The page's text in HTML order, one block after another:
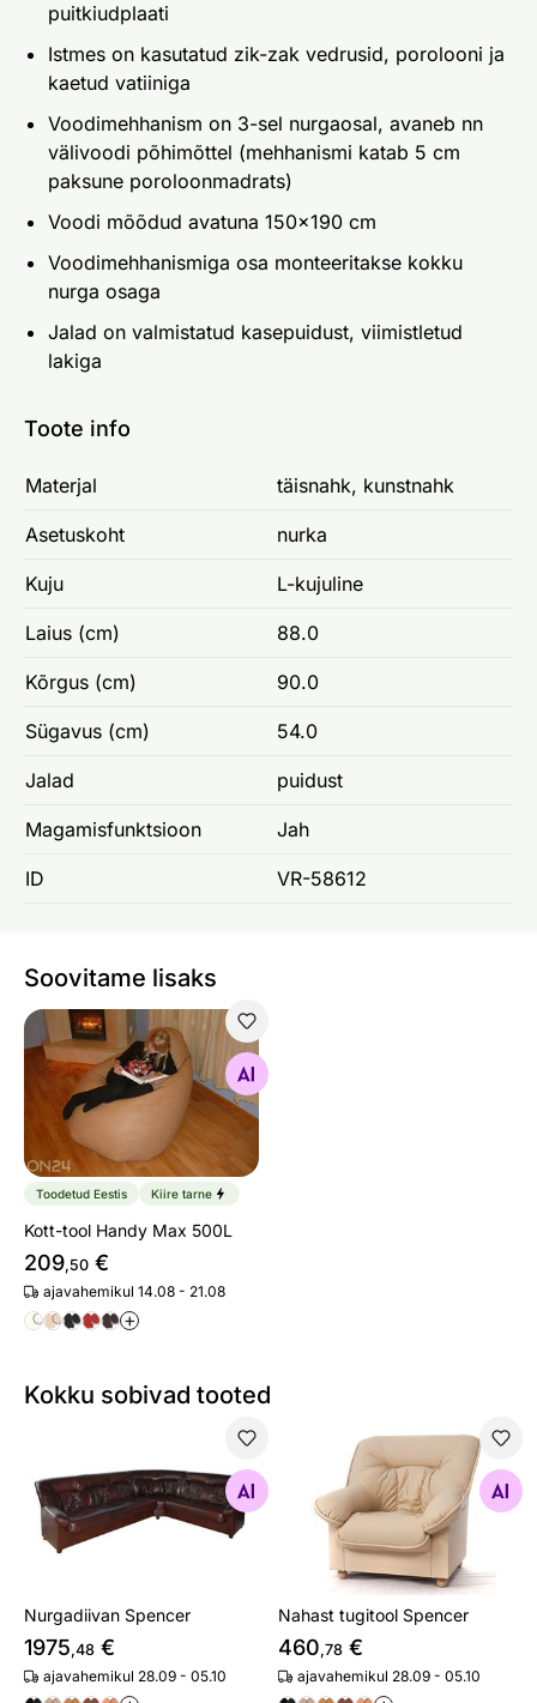
puitkiudplaati
Istmes on kasutatud zik-zak vedrusid, porolooni ja
kaetud vatiiniga
Voodimehhanism on 3-sel nurgaosal, avaneb nn
välivoodi põhimõttel (mehhanismi katab 5 cm
paksune poroloonmadrats)
Voodi mõõdud avatuna 150x190 cm
Voodimehhanismiga osa monteeritakse kokku
nurga osaga
Jalad on valmistatud kasepuidust, viimistletud
lakiga
Toote info
Materjal täisnahk, kunstnahk
Asetuskoht nurka
Kuju L-kujuline
Laius (cm) 88.0
Kõrgus (cm) 90.0
Sügavus (cm) 54.0
Jalad puidust
Magamisfunktsioon Jah
ID VR-58612
Soovitame lisaks
Kott-tool Handy Max 500L
Otsi sarnaseid
Toodetud Eestis Kiire tarne
Kott-tool Handy Max 500L
209,50 €
ajavahemikul 14.08 - 21.08
+
Kokku sobivad tooted
Nurgadiivan Spencer
Otsi sarnaseid
Nurgadiivan Spencer
1975,48 €
ajavahemikul 28.09 - 05.10
Nahast tugitool Spencer
Otsi sarnaseid
Nahast tugitool Spencer
460,78 €
ajavahemikul 28.09 - 05.10